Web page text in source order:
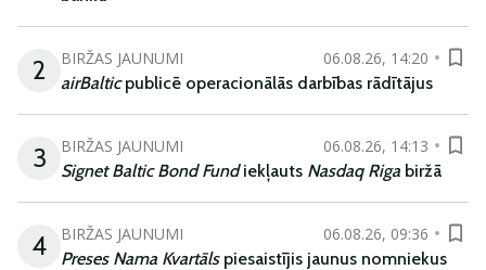
2 BIRŽAS JAUNUMI
06.08.26, 14:20
airBalticpublicē operacionālās darbības rādītājus
3 BIRŽAS JAUNUMI
06.08.26, 14:13
Signet Baltic Bond Fundiekļauts Nasdaq Riga biržā
4 BIRŽAS JAUNUMI
06.08.26, 09:36
Preses Nama Kvartāls piesaistījis jaunus nomniekus